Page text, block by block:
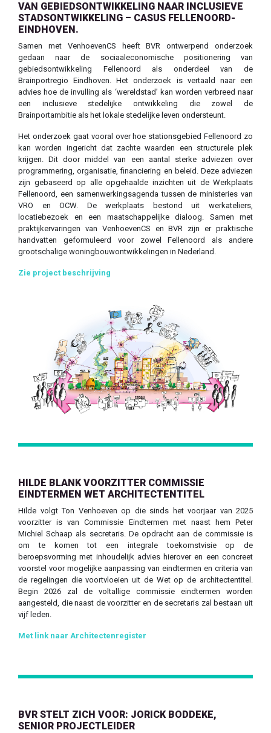
VAN GEBIEDSONTWIKKELING NAAR INCLUSIEVE
STADSONTWIKKELING – CASUS FELLENOORD-
EINDHOVEN.
Samen met VenhoevenCS heeft BVR ontwerpend onderzoek
gedaan naar de sociaaleconomische positionering van
gebiedsontwikkeling Fellenoord als onderdeel van de
Brainportregio Eindhoven. Het onderzoek is vertaald naar een
advies hoe de invulling als ‘wereldstad’ kan worden verbreed naar
een inclusieve stedelijke ontwikkeling die zowel de
Brainportambitie als het lokale stedelijke leven ondersteunt.
Het onderzoek gaat vooral over hoe stationsgebied Fellenoord zo
kan worden ingericht dat zachte waarden een structurele plek
krijgen. Dit door middel van een aantal sterke adviezen over
programmering, organisatie, financiering en beleid. Deze adviezen
zijn gebaseerd op alle opgehaalde inzichten uit de Werkplaats
Fellenoord, een samenwerkingsagenda tussen de ministeries van
VRO en OCW. De werkplaats bestond uit werkateliers,
locatiebezoek en een maatschappelijke dialoog. Samen met
praktijkervaringen van VenhoevenCS en BVR zijn er praktische
handvatten geformuleerd voor zowel Fellenoord als andere
grootschalige woningbouwontwikkelingen in Nederland.
Zie project beschrijving
Previous
HILDE BLANK VOORZITTER COMMISSIE
EINDTERMEN WET ARCHITECTENTITEL
Hilde volgt Ton Venhoeven op die sinds het voorjaar van 2025
voorzitter is van Commissie Eindtermen met naast hem Peter
Michiel Schaap als secretaris. De opdracht aan de commissie is
om te komen tot een integrale toekomstvisie op de
beroepsvorming met inhoudelijk advies hierover en een concreet
voorstel voor mogelijke aanpassing van eindtermen en criteria van
de regelingen die voortvloeien uit de Wet op de architectentitel.
Begin 2026 zal de voltallige commissie eindtermen worden
aangesteld, die naast de voorzitter en de secretaris zal bestaan uit
vijf leden.
Met link naar Architectenregister
BVR STELT ZICH VOOR: JORICK BODDEKE,
SENIOR PROJECTLEIDER